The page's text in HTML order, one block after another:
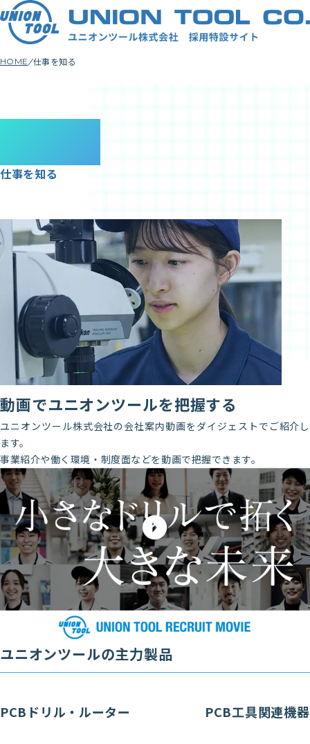
HOME 仕事を知る
仕事を知る
動画でユニオンツールを把握する
ユニオンツール株式会社の会社案内動画をダイジェストでご紹介し
ます。
事業紹介や働く環境・制度面などを動画で把握できます。
ユニオンツールの主力製品
PCBドリル・ルーター PCB工具関連機器